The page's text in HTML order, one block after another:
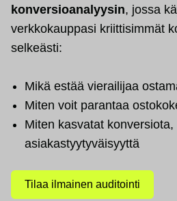
konversioanalyysin, jossa
verkkokauppasi kriittisimmät
selkeästi:
Mikä estää vierailijaa
Miten voit parantaa
Miten kasvatat
asiakastyytyväisyyttä
Tilaa ilmainen auditointi